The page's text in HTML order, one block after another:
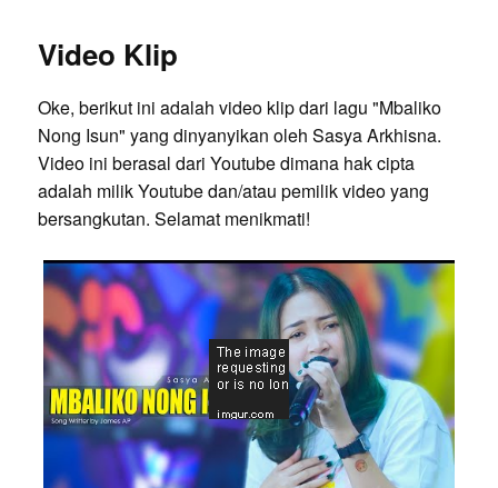
Video Klip
Oke, berikut ini adalah video klip dari lagu "Mbaliko
Nong Isun" yang dinyanyikan oleh Sasya Arkhisna.
Video ini berasal dari Youtube dimana hak cipta
adalah milik Youtube dan/atau pemilik video yang
bersangkutan. Selamat menikmati!